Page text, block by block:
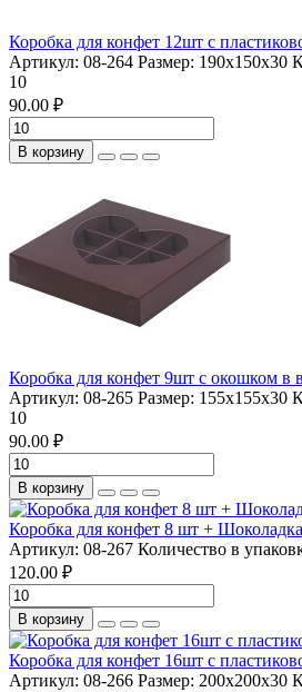
Коробка для конфет 12шт с
Артикул: 08-264 Размер: 190х150х30
10
90.00 ₽
В корзину
Коробка для конфет 9шт с окошком в
Артикул: 08-265 Размер: 155х155х30
10
90.00 ₽
В корзину
Коробка для конфет 8 шт +
Артикул: 08-267 Количество в
120.00 ₽
В корзину
Коробка для конфет 16шт с
Артикул: 08-266 Размер: 200х200х30